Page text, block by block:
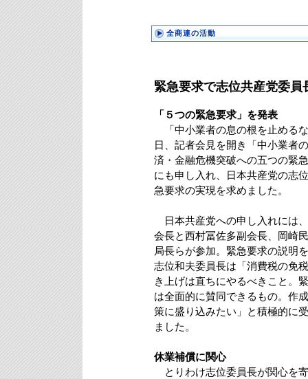
全商連の活動
緊急要求で志位共産党委員
「５つの緊急要求」を発表
「中小業者の息の根を止める
日、記者会見を開き「中小業者
済・金融危機突破への五つの緊
にも申し入れ、日本共産党の志
急要求の実現を求めました。
日本共産党への申し入れには
会長と西村冨佐多副会長、岡崎
局長らが参加。緊急要求の説明
志位和夫委員長は「消費税の免
き上げは直ちにやるべきこと。
は全面的に賛同できるもの。作
策に盛り込みたい」と積極的に
ました。
休業補償に関心
とりわけ志位委員長が関心を